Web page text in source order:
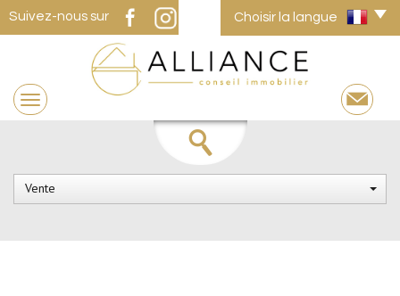
Suivez-nous sur Choisir la langue
Vente